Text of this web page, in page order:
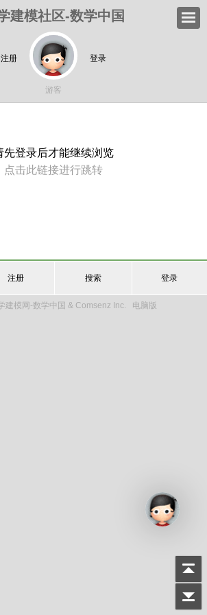
建模社区-数学中国
注册 登录
游客
先登录后才能继续浏览
点击此链接进行跳转
注册 搜索 登录
建模网-数学中国 & Comsenz Inc. 电脑版